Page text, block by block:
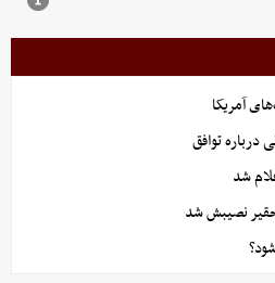
آمریکا
درباره توافق
شد
نصیبش شد